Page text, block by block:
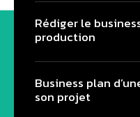
Rédiger le
production
Business plan
son projet